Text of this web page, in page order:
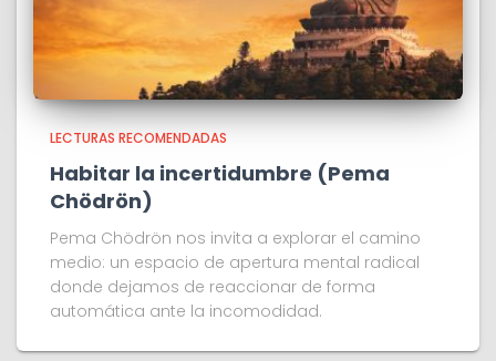
LECTURAS RECOMENDADAS
Habitar la incertidumbre (Pema
Chödrön)
Pema Chödrön nos invita a explorar el camino
medio: un espacio de apertura mental radical
donde dejamos de reaccionar de forma
automática ante la incomodidad.